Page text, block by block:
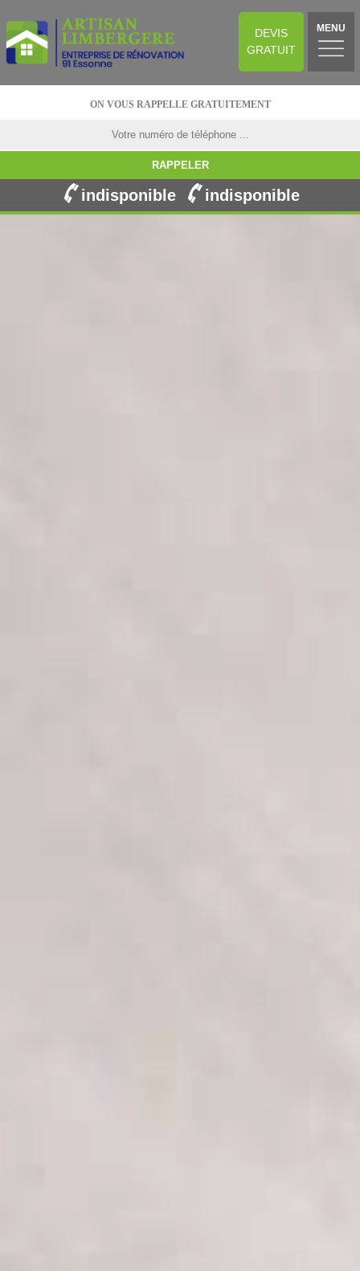
DEVIS
GRATUIT
MENU
ON VOUS RAPPELLE GRATUITEMENT
indisponible indisponible